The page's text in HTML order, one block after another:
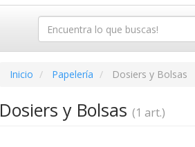
Inicio Papelería Dosiers y Bolsas
Dosiers y Bolsas (1 art.)